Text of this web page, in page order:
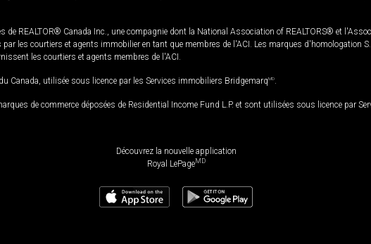
de REALTOR® Canada Inc., une compagnie dont la National Association of REALTORS® et
les courtiers et agents immobilier en tant que membres de l'ACI. Les marques
les courtiers et agents membres de l'ACI.
Canada, utilisée sous licence par les Services immobiliers BridgemarqMD
de commerce déposées de Residential Income Fund L.P. et sont utilisées sous licence par
Découvrez la nouvelle application
Royal LePageMD